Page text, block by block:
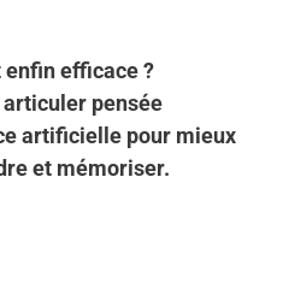
efficace ?
pensée
artificielle pour mieux
et mémoriser.